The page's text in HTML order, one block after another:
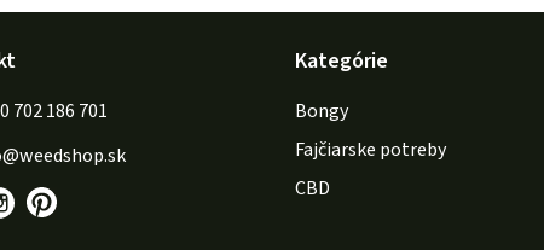
@weedshop.sk
702 186 701
Kategórie
Bongy
Fajčiarske potreby
CBD